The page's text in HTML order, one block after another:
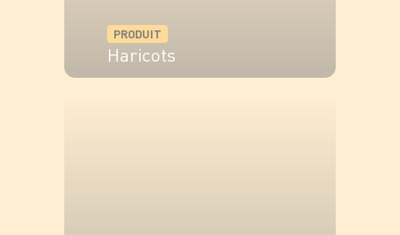
PRODUIT
Haricots